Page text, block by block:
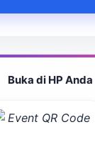
Buka di HP Anda